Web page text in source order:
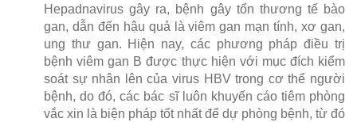
Hepadnavirus gây ra, bệnh gây tổn thương tế bào
gan, dẫn đến hậu quả là viêm gan mạn tính, xơ gan,
ung thư gan. Hiện nay, các phương pháp điều trị
bệnh viêm gan B được thực hiện với mục đích kiểm
soát sự nhân lên của virus HBV trong cơ thể người
bệnh, do đó, các bác sĩ luôn khuyến cáo tiêm phòng
vắc xin là biện pháp tốt nhất để dự phòng bệnh, từ đó